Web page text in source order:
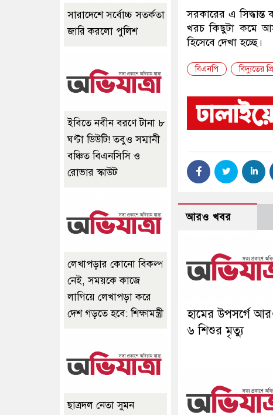
সরকারের এ সিদ্ধান্ত
খরচ কিছুটা কমে
হিসেবে দেখা হচ্ছে।
বিএনপি বিদ্যুতের
আরও খবর
হামের উপসর্গে
৬ শিশুর মৃত্যু
সারাদেশে সর্বোচ্চ সতর্কতা
জারি করলো পুলিশ
ইবিতে নবীন বরণে টানা ৮
ঘণ্টা ডিউটি! তবুও সম্মানী
বঞ্চিত বিএনসিসি ও
রোভার স্কাউট
লেখাপড়ার কোনো বিকল্প
নেই, সময়কে কাজে
লাগিয়ে লেখাপড়া করে
দেশ গড়তে হবে: শিক্ষামন্ত্রী
ছাত্রদল নেতা সুমন